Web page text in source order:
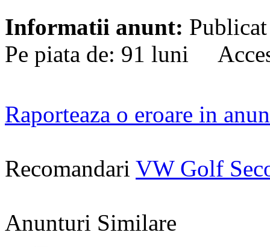
Informatii anunt:
Pe piata de: 91 luni
Raporteaza o eroare in
Recomandari VW Golf
Anunturi Similare